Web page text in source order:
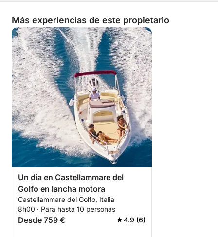
Más experiencias de este propietario
Un día en Castellammare del
Golfo en lancha motora
Castellammare del Golfo, Italia
8h00 · Para hasta 10 personas
Desde 759 € 4.9 (6)